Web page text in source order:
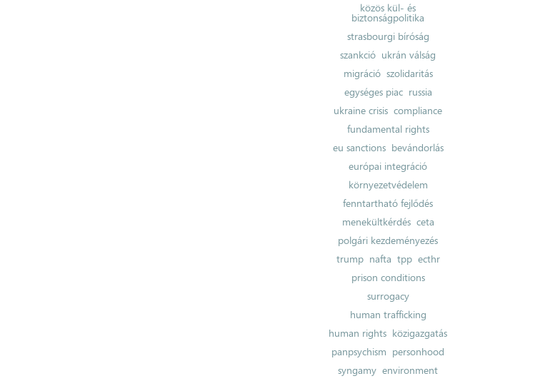
közös kül- és
biztonságpolitika
strasbourgi bíróság
szankció ukrán válság
migráció szolidaritás
egységes piac russia
ukraine crisis compliance
fundamental rights
eu sanctions bevándorlás
európai integráció
környezetvédelem
fenntartható fejlődés
menekültkérdés ceta
polgári kezdeményezés
trump nafta tpp ecthr
prison conditions
surrogacy
human trafficking
human rights közigazgatás
panpsychism personhood
syngamy environment